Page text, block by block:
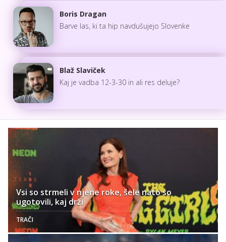
Boris Dragan
Barve las, ki ta hip navdušujejo Slovenke
Blaž Slaviček
Kaj je vadba 12-3-30 in ali res deluje?
Vsi so strmeli v njene roke, šele nato so
ugotovili, kaj drži
TRAČI